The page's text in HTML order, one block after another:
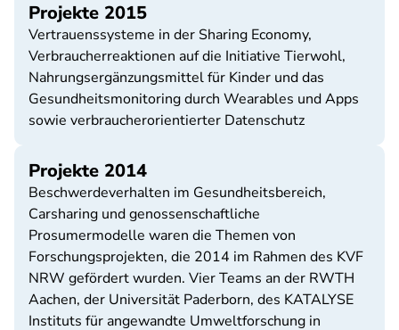
Projekte 2015
Vertrauenssysteme in der Sharing Economy,
Verbraucherreaktionen auf die Initiative Tierwohl,
Nahrungsergänzungsmittel für Kinder und das
Gesundheitsmonitoring durch Wearables und Apps
sowie verbraucherorientierter Datenschutz
Projekte 2014
Beschwerdeverhalten im Gesundheitsbereich,
Carsharing und genossenschaftliche
Prosumermodelle waren die Themen von
Forschungsprojekten, die 2014 im Rahmen des KVF
NRW gefördert wurden. Vier Teams an der RWTH
Aachen, der Universität Paderborn, des KATALYSE
Instituts für angewandte Umweltforschung in